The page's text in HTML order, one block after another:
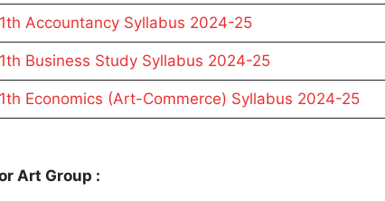
Accountancy Syllabus 2024-25
Business Study Syllabus 2024-25
Economics (Art-Commerce) Syllabus 2024-25
Art Group :